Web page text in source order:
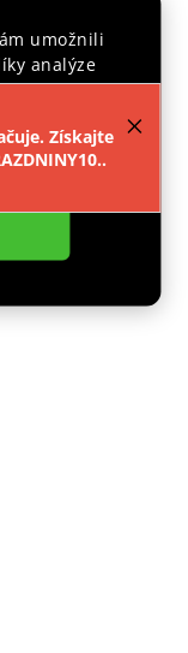
umožnili
analýze
jeho funkce,
Získajte